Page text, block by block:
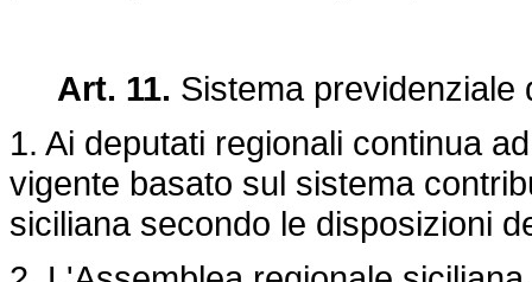
Art. 11. Sistema previdenziale
1. Ai deputati regionali continua
vigente basato sul sistema
siciliana secondo le disposizioni